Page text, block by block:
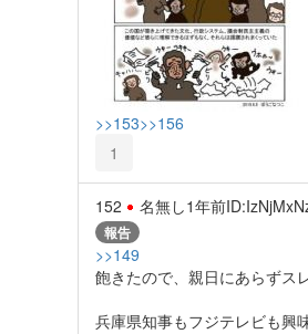
>>153>>156
1
152 名無し1年前
報告
>>149
飽きたので、親日にあらずス
兵庫県知事もフジテレビも興